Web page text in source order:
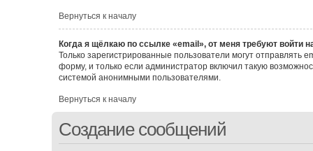
Вернуться к началу
Когда я щёлкаю по ссылке «email», от меня требуют войти
Только зарегистрированные пользователи могут
форму, и только если администратор включил такую
системой анонимными пользователями.
Вернуться к началу
Создание сообщений